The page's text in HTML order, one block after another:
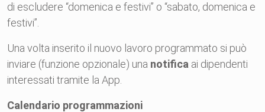
di escludere “domenica e festivi” o “sabato, domenica e
festivi”.
Una volta inserito il nuovo lavoro programmato si può
inviare (funzione opzionale) una notifica ai dipendenti
interessati tramite la App.
Calendario programmazioni